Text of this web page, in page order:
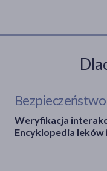
Bezpieczeństwo
Weryfikacja
Encyklopedia leków